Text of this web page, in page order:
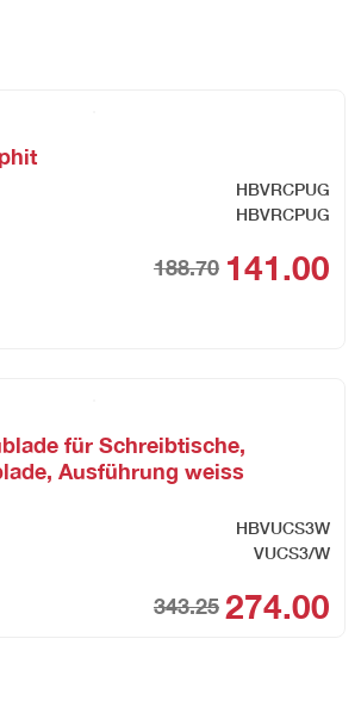
HBVRCPUG
HBVRCPUG
188.70 141.00
für Schreibtische,
Ausführung weiss
HBVUCS3W
VUCS3/W
343.25 274.00